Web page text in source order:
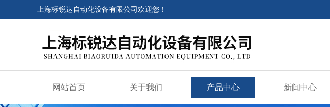
上海标锐达自动化设备有限公司欢迎您！
网站首页 关于我们 产品中心 新闻中心